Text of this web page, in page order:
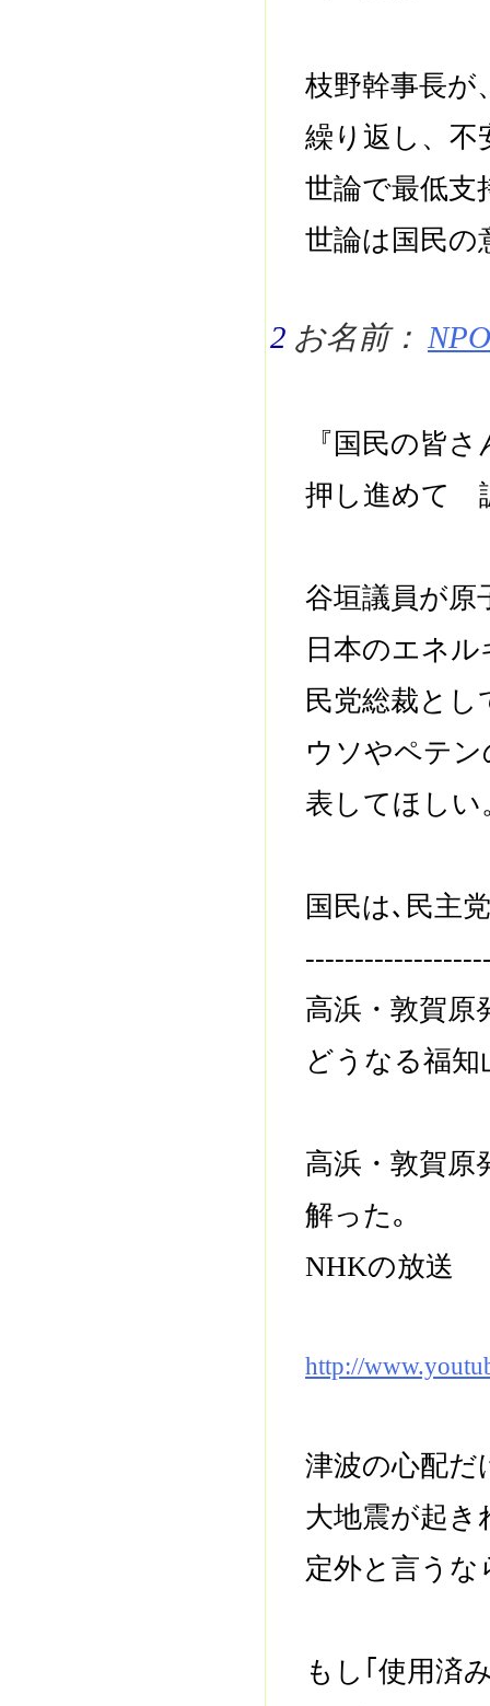
枝野幹事長が
繰り返し、不
世論で最低支
世論は国民
2 お名前：
『国民の皆
押し進めて
谷垣議員が
日本のエネ
民党総裁と
ウソやペテ
表してほしい
国民は､民主
高浜・敦賀
どうなる福知
高浜・敦賀原
解った｡
NHKの放送
http://
津波の心配だ
大地震が起き
定外と言う
もし｢使用済